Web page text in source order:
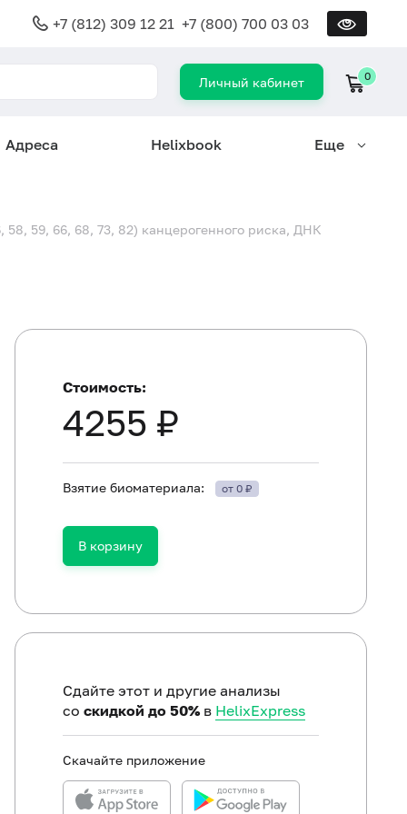
+7 (812) 309 12 21 +7 (800) 700 03 03
Личный кабинет 0
Адреса Helixbook Еще
58, 59, 66, 68, 73, 82) канцерогенного риска, ДНК
Стоимость:
4255 ₽
Взятие биоматериала: от 0 ₽
В корзину
Сдайте этот и другие анализы
со скидкой до 50% в HelixExpress
Скачайте приложение